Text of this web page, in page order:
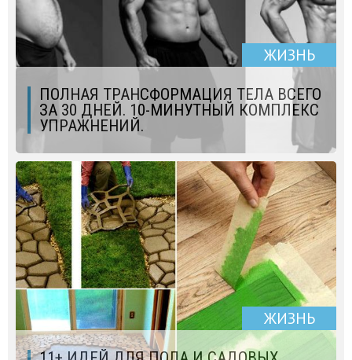
ЖИЗНЬ
ПОЛНАЯ ТРАНСФОРМАЦИЯ ТЕЛА ВСЕГО
ЗА 30 ДНЕЙ. 10-МИНУТНЫЙ КОМПЛЕКС
УПРАЖНЕНИЙ.
ЖИЗНЬ